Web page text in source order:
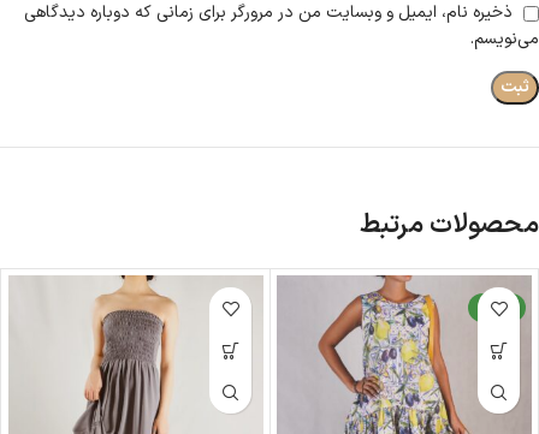
ذخیره نام، ایمیل و وبسایت من در مرورگر برای زمانی که دوباره دیدگاهی
می‌نویسم.
محصولات مرتبط
جدید